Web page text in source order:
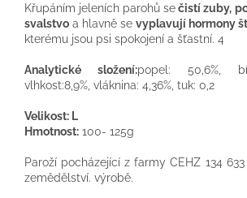
Křupáním jeleních parohů sečistí zuby,
svalstvo a hlavně se vyplavují hormony
kterému jsou psi spokojení a šťastní. 4
Analytické složení:popel: 50,6%,
vlhkost:8,9%, vláknina: 4,36%, tuk: 0,2
Velikost: L
Hmotnost: 100- 125g
Paroží pocházející z farmy CEHZ 134
zemědělství. výrobě.